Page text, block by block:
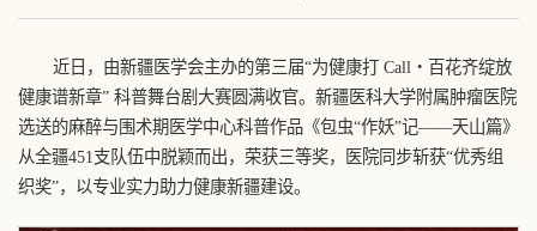
近日，由新疆医学会主办的第三届“为健康打 Call・百花齐绽放
健康谱新章” 科普舞台剧大赛圆满收官。新疆医科大学附属肿瘤医院
选送的麻醉与围术期医学中心科普作品《包虫“作妖”记——天山篇》
从全疆451支队伍中脱颖而出，荣获三等奖，医院同步斩获“优秀组
织奖”，以专业实力助力健康新疆建设。